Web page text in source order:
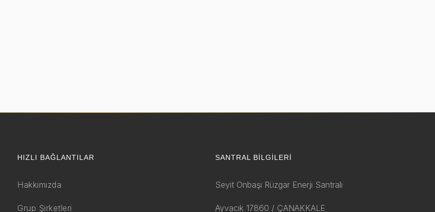
HIZLI BAĞLANTILAR
Hakkımızda
Grup Şirketleri
SANTRAL BILGILERI
Seyit Onbaşı Rüzgar Enerji Santrali
Ayvacık 17860 / ÇANAKKALE